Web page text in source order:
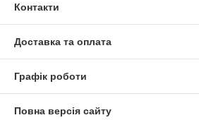
Контакти
Доставка та оплата
Графік роботи
Повна версія сайту